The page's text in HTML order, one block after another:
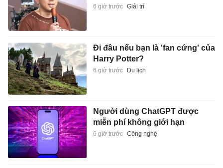
6 giờ trước Giải trí
Đi đâu nếu bạn là 'fan cứng' của
Harry Potter?
6 giờ trước Du lịch
Người dùng ChatGPT được
miễn phí không giới hạn
6 giờ trước Công nghệ